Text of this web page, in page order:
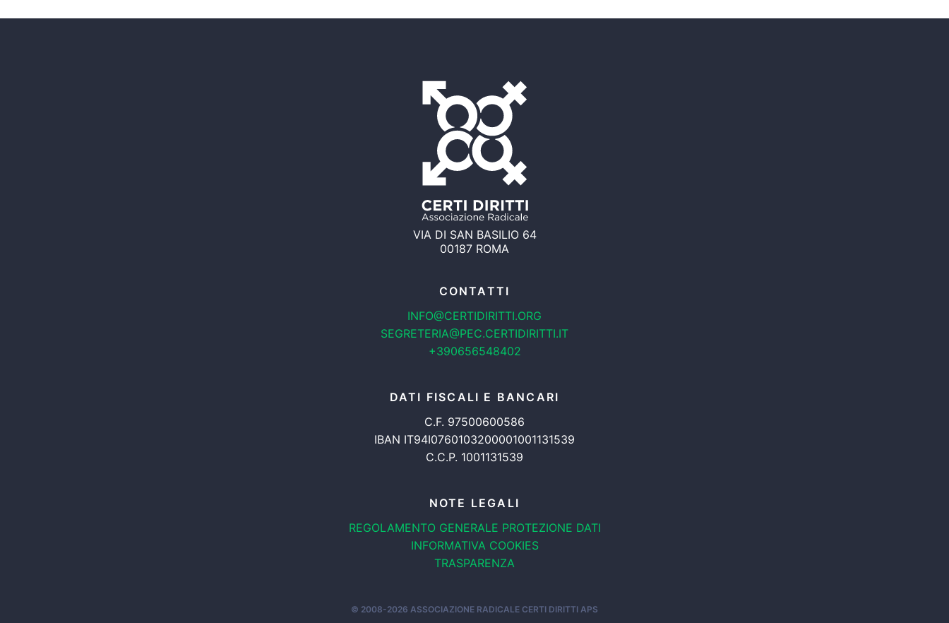
VIA DI SAN BASILIO 64
00187 ROMA
CONTATTI
INFO@CERTIDIRITTI.ORG
SEGRETERIA@PEC.CERTIDIRITTI.IT
+390656548402
DATI FISCALI E BANCARI
C.F. 97500600586
IBAN IT94I0760103200001001131539
C.C.P. 1001131539
NOTE LEGALI
REGOLAMENTO GENERALE PROTEZIONE DATI
INFORMATIVA COOKIES
TRASPARENZA
© 2008-2026 ASSOCIAZIONE RADICALE CERTI DIRITTI APS